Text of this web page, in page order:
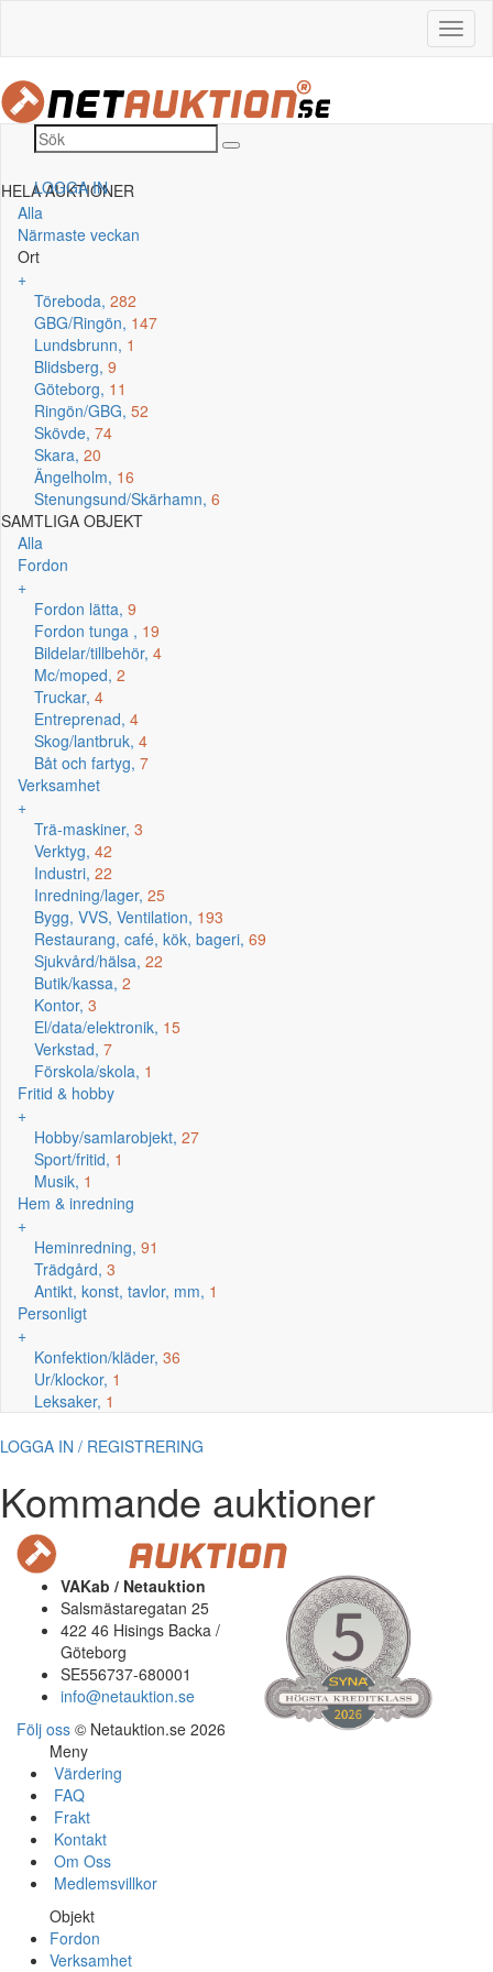
LOGGA IN
HELA AUKTIONER
Alla
Närmaste veckan
Ort
+
Töreboda, 282
GBG/Ringön, 147
Lundsbrunn, 1
Blidsberg, 9
Göteborg, 11
Ringön/GBG, 52
Skövde, 74
Skara, 20
Ängelholm, 16
Stenungsund/Skärhamn, 6
SAMTLIGA OBJEKT
Alla
Fordon
+
Fordon lätta, 9
Fordon tunga , 19
Bildelar/tillbehör, 4
Mc/moped, 2
Truckar, 4
Entreprenad, 4
Skog/lantbruk, 4
Båt och fartyg, 7
Verksamhet
+
Trä-maskiner, 3
Verktyg, 42
Industri, 22
Inredning/lager, 25
Bygg, VVS, Ventilation, 193
Restaurang, café, kök, bageri, 69
Sjukvård/hälsa, 22
Butik/kassa, 2
Kontor, 3
El/data/elektronik, 15
Verkstad, 7
Förskola/skola, 1
Fritid & hobby
+
Hobby/samlarobjekt, 27
Sport/fritid, 1
Musik, 1
Hem & inredning
+
Heminredning, 91
Trädgård, 3
Antikt, konst, tavlor, mm, 1
Personligt
+
Konfektion/kläder, 36
Ur/klockor, 1
Leksaker, 1
LOGGA IN / REGISTRERING
Kommande auktioner
VAKab / Netauktion
Salsmästaregatan 25
422 46 Hisings Backa /
Göteborg
SE556737-680001
info@netauktion.se
Följ oss © Netauktion.se 2026
Meny
Värdering
FAQ
Frakt
Kontakt
Om Oss
Medlemsvillkor
Objekt
Fordon
Verksamhet